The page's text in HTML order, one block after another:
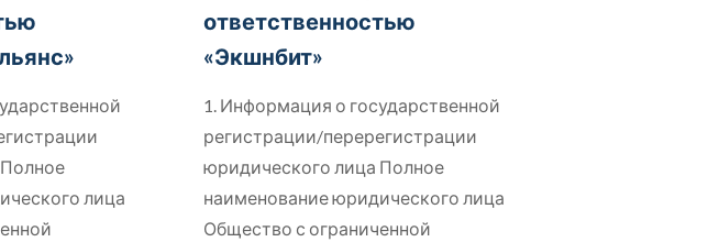
лица
ответственностью
«Экшнбит»
1. Информация о государственной
регистрации/перерегистрации
юридического лица Полное
наименование юридического лица
Общество с ограниченной